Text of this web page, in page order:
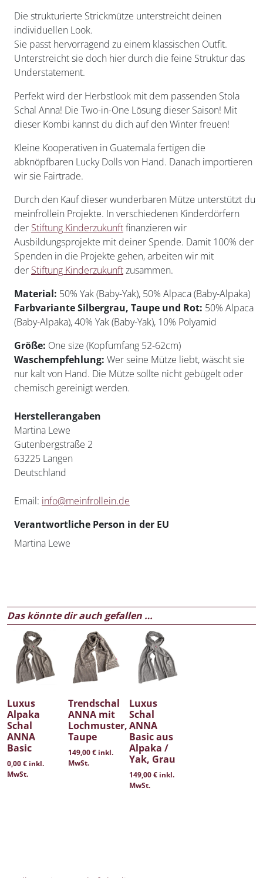
Die strukturierte Strickmütze unterstreicht deinen
individuellen Look.
Sie passt hervorragend zu einem klassischen Outfit.
Unterstreicht sie doch hier durch die feine Struktur das
Understatement.
Perfekt wird der Herbstlook mit dem passenden Stola
Schal Anna! Die Two-in-One Lösung dieser Saison! Mit
dieser Kombi kannst du dich auf den Winter freuen!
Kleine Kooperativen in Guatemala fertigen die
abknöpfbaren Lucky Dolls von Hand. Danach importieren
wir sie Fairtrade.
Durch den Kauf dieser wunderbaren Mütze unterstützt du
meinfrollein Projekte. In verschiedenen Kinderdörfern
der Stiftung Kinderzukunftfinanzieren wir
Ausbildungsprojekte mit deiner Spende. Damit 100% der
Spenden in die Projekte gehen, arbeiten wir mit
der Stiftung Kinderzukunftzusammen.
Material: 50% Yak (Baby-Yak), 50% Alpaca (Baby-Alpaka)
Farbvariante Silbergrau, Taupe und Rot: 50% Alpaca
(Baby-Alpaka), 40% Yak (Baby-Yak), 10% Polyamid
Größe: One size (Kopfumfang 52-62cm)
Waschempfehlung: Wer seine Mütze liebt, wäscht sie
nur kalt von Hand. Die Mütze sollte nicht gebügelt oder
chemisch gereinigt werden.
Herstellerangaben
Martina Lewe
Gutenbergstraße 2
63225 Langen
Deutschland
Email: info@meinfrollein.de
Verantwortliche Person in der EU
Martina Lewe
Das könnte dir auch gefallen …
Luxus
Alpaka
Schal
ANNA
Basic
0,00€ inkl.
MwSt.
Trendschal
ANNA mit
Lochmuster,
Taupe
149,00€ inkl.
MwSt.
Luxus
Schal
ANNA
Basic aus
Alpaka /
Yak, Grau
149,00€ inkl.
MwSt.